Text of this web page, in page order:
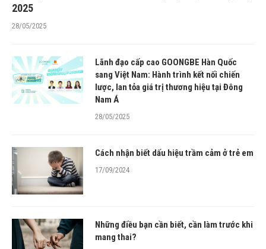
2025
28/05/2025
Lãnh đạo cấp cao GOONGBE Hàn Quốc
sang Việt Nam: Hành trình kết nối chiến
lược, lan tỏa giá trị thương hiệu tại Đông
Nam Á
28/05/2025
Cách nhận biết dấu hiệu trầm cảm ở trẻ em
17/09/2024
Những điều bạn cần biết, cần làm trước khi
mang thai?